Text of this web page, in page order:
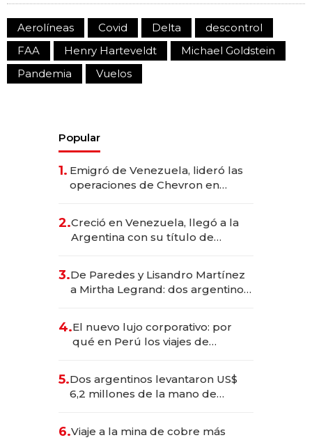
Aerolíneas Covid Delta
descontrol
FAA
Henry Harteveldt
Michael Goldstein
Pandemia
Vuelos
Popular
1. Emigró de Venezuela, lideró las
operaciones de Chevron en
2.Creció en Venezuela, llegó a la
Argentina con su título de
las marcas "fast premium"
3.De Paredes y Lisandro Martínez
a Mirtha Legrand: dos argentinos
4.El nuevo lujo corporativo: por
qué en Perú los viajes de
transformadoras
5.Dos argentinos levantaron US$
6,2 millones de la mano de
6.Viaje a la mina de cobre más